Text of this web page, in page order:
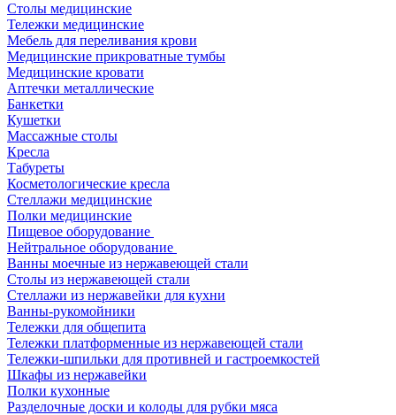
Столы медицинские
Тележки медицинские
Мебель для переливания крови
Медицинские прикроватные тумбы
Медицинские кровати
Аптечки металлические
Банкетки
Кушетки
Массажные столы
Кресла
Табуреты
Косметологические кресла
Стеллажи медицинские
Полки медицинские
Пищевое оборудование
Нейтральное оборудование
Ванны моечные из нержавеющей стали
Столы из нержавеющей стали
Стеллажи из нержавейки для кухни
Ванны-рукомойники
Тележки для общепита
Тележки платформенные из нержавеющей стали
Тележки-шпильки для противней и гастроемкостей
Шкафы из нержавейки
Полки кухонные
Разделочные доски и колоды для рубки мяса